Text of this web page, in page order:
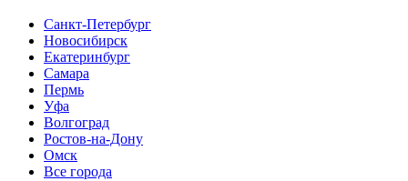
Санкт-Петербург
Новосибирск
Екатеринбург
Самара
Пермь
Уфа
Волгоград
Ростов-на-Дону
Омск
Все города